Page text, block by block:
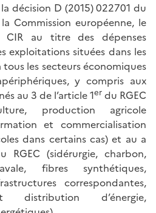
décision D (2015) 022701 du
Commission européenne, le
au titre des dépenses
exploitations situées dans les
tous les secteurs économiques
y compris aux
au 3 de l’article 1er du RGEC
production agricole
et commercialisation
dans certains cas) et au a
RGEC (sidérurgie, charbon,
fibres synthétiques,
correspondantes,
distribution d’énergie,